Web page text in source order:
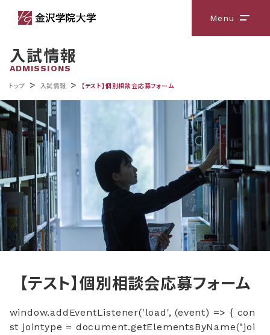
Menu メニ
入試情報
ADMISSIONS
トップ > 入試情報 > 【テスト】個別相談会応募フォーム
【テスト】個別相談会応募フォーム
window.addEventListener('load', (event) => { con
st jointype = document.getElementsByName("joi